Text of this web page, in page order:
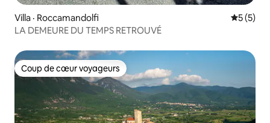
Villa · Roccamandolfi Note
5 (5)
LA DEMEURE DU TEMPS RETROUVÉ
Coup de cœur voyageurs
Coup de cœur voyageurs